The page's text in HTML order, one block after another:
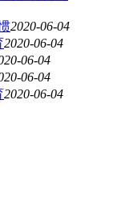
2020-06-04
2020-06-04
06-04
06-04
2020-06-04